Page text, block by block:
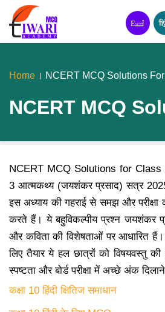
Home NCERT MCQ Solutions
NCERT MCQ
NCERT MCQ Solutions for Class
3 आत्मकथ्य (जयशंकर प्रसाद) सत्र 2025-
इस अध्याय की गहराई से समझ और परीक्षा
करते हैं। ये बहुविकल्पीय प्रश्न जयशंकर
और कविता की विशेषताओं पर आधारित
लिए तैयार ये हल छात्रों को विषयवस्तु की
स्पष्टता और बोर्ड परीक्षा में अच्छे अंक
कक्षा 10 हिंदी क्षितिज समाधान